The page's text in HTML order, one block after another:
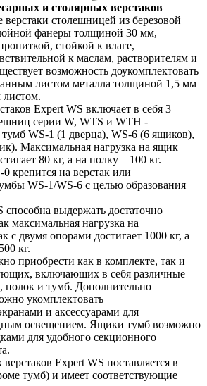
и столярных верстаков
столешницей из березовой
фанеры толщиной 30 мм,
стойкой к влаге,
к маслам, растворителям и
возможность доукомплектовать
листом металла толщиной 1,5 мм
Expert WS включает в себя 3
серии W, WTS и WTH -
WS-1 (1 дверца), WS-6 (6 ящиков),
Максимальная нагрузка на ящик
80 кг, а на полку – 100 кг.
крепится на верстак или
WS-1/WS-6 с целью образования
выдержать достаточно
максимальная нагрузка на
с двумя опорами достигает 1000 кг, а
кг.
приобрести как в комплекте, так и
включающих в себя различные
полок и тумб. Дополнительно
укомплектовать
и аксессуарами для
освещением. Ящики тумб возможно
для удобного секционного
Expert WS поставляется в
тумб) и имеет соответствующие